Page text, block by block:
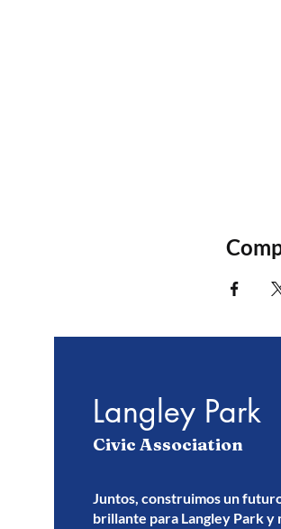
Langley Park
Civic Association
Juntos, construimos un
brillante para Langley Park y